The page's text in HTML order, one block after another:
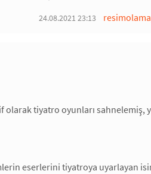
24.08.2021 23:13
olarak tiyatro oyunları sahnelemiş,
eserlerini tiyatroya uyarlayan